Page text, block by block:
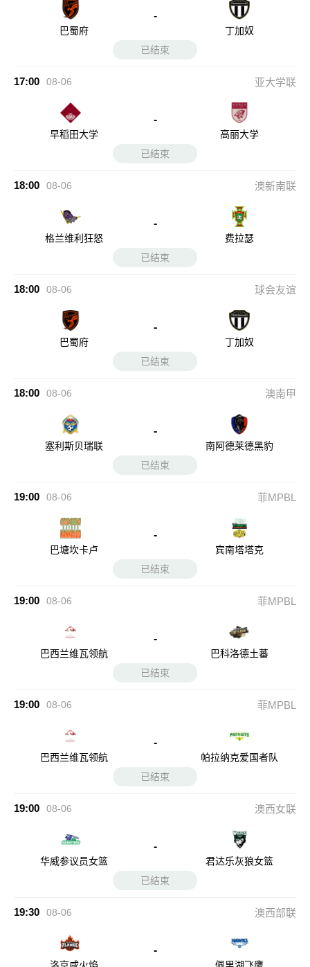
巴蜀府
-
丁加奴
已结束
17:00 08-06 亚大学联
早稻田大学
-
高丽大学
已结束
18:00 08-06 澳新南联
格兰维利狂怒
-
费拉瑟
已结束
18:00 08-06 球会友谊
巴蜀府
-
丁加奴
已结束
18:00 08-06 澳南甲
塞利斯贝瑞联
-
南阿德莱德黑豹
已结束
19:00 08-06 菲MPBL
巴塘坎卡卢
-
宾南塔塔克
已结束
19:00 08-06 菲MPBL
巴西兰维瓦领航
-
巴科洛德土蕃
已结束
19:00 08-06 菲MPBL
巴西兰维瓦领航
-
帕拉纳克爱国者队
已结束
19:00 08-06 澳西女联
华威参议员女篮
-
君达乐灰狼女篮
已结束
19:30 08-06 澳西部联
-